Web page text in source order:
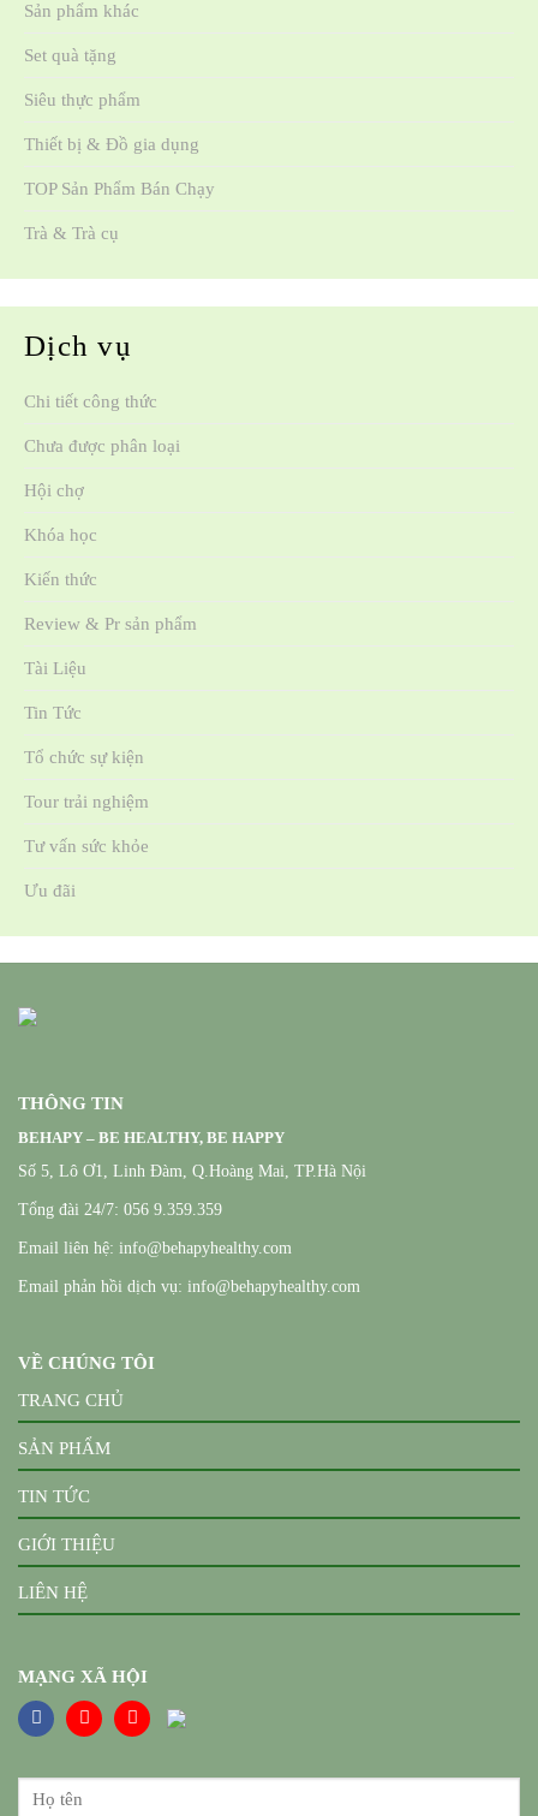
Sản phẩm khác
Set quà tặng
Siêu thực phẩm
Thiết bị & Đồ gia dụng
TOP Sản Phẩm Bán Chạy
Trà & Trà cụ
Dịch vụ
Chi tiết công thức
Chưa được phân loại
Hội chợ
Khóa học
Kiến thức
Review & Pr sản phẩm
Tài Liệu
Tin Tức
Tổ chức sự kiện
Tour trải nghiệm
Tư vấn sức khỏe
Ưu đãi
THÔNG TIN
BEHAPY – BE HEALTHY, BE HAPPY
Số 5, Lô Ơ1, Linh Đàm, Q.Hoàng Mai, TP.Hà Nội
Tổng đài 24/7: 056 9.359.359
Email liên hệ: info@behapyhealthy.com
Email phản hồi dịch vụ: info@behapyhealthy.com
VỀ CHÚNG TÔI
TRANG CHỦ
SẢN PHẨM
TIN TỨC
GIỚI THIỆU
LIÊN HỆ
MẠNG XÃ HỘI